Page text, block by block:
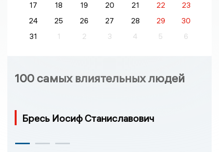
17
18 19 20 21 22
23
24
25 26 27 28 29
30
31
1 2 3 4 5 6
100 самых влиятельных людей
Бресь Иосиф Станиславович